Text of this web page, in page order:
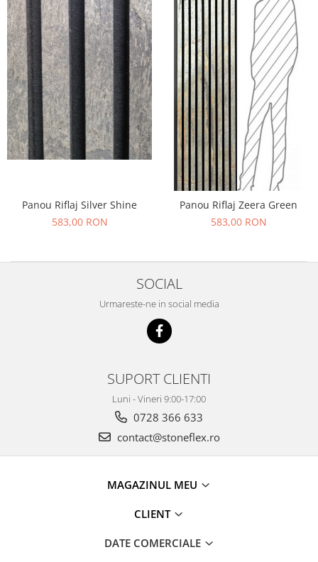
Panou Riflaj Silver Shine
583,00 RON
Panou Riflaj Zeera Green
583,00 RON
SOCIAL
Urmareste-ne in social media
SUPORT CLIENTI
Luni - Vineri 9:00-17:00
0728 366 633
contact@stoneflex.ro
MAGAZINUL MEU
CLIENT
DATE COMERCIALE